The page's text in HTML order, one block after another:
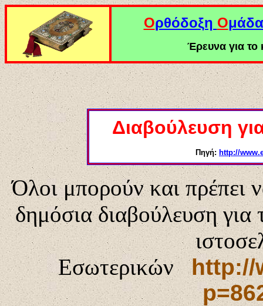
Ορθόδοξη Ομάδα
Έρευνα για το
Διαβούλευση
Πηγή: http://
Όλοι μπορούν και πρέπει
δημόσια διαβούλευση
Εσωτερικών http://